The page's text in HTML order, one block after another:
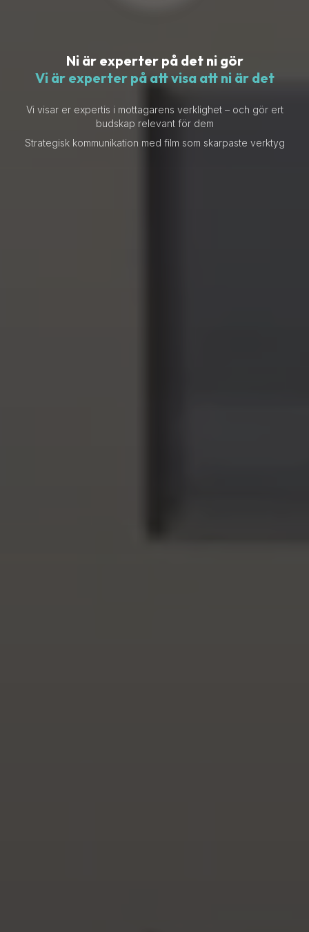
Ni är experter på det ni gör
Vi är experter på att visa att ni är det
Vi visar er expertis i mottagarens verklighet – och gör ert
budskap relevant för dem
Strategisk kommunikation med film som skarpaste verktyg